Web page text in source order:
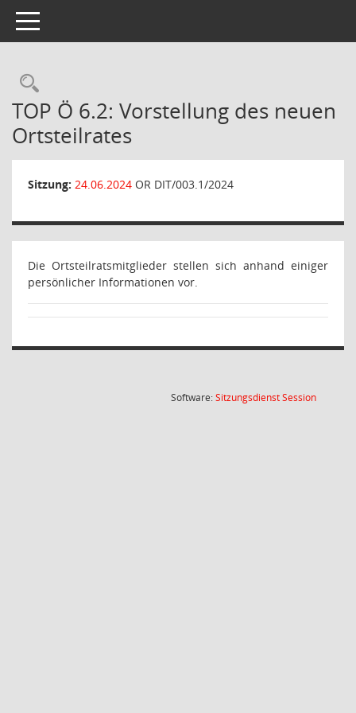
Toggle navigation
Rechercheauswahl
TOP Ö 6.2: Vorstellung des neuen
Ortsteilrates
Sitzung: 24.06.2024 OR DIT/003.1/2024
Die Ortsteilratsmitglieder stellen sich anhand einiger
persönlicher Informationen vor.
Software:SitzungsdienstSession(Wird in